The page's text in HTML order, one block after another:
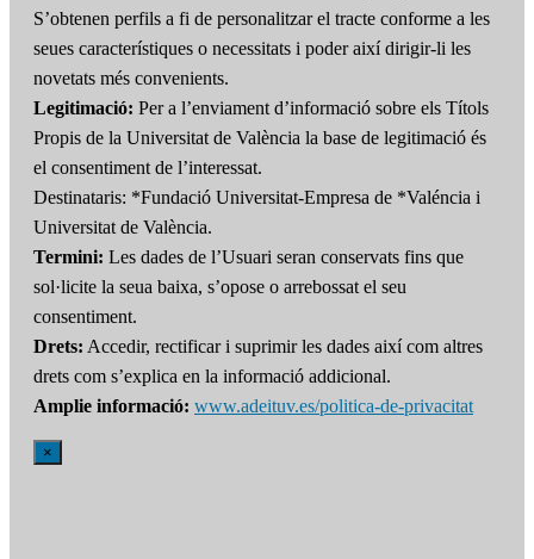
S’obtenen perfils a fi de personalitzar el tracte conforme a les
seues característiques o necessitats i poder així dirigir-li les
novetats més convenients.
Legitimació: Per a l’enviament d’informació sobre els Títols
Propis de la Universitat de València la base de legitimació és
el consentiment de l’interessat.
Destinataris: *Fundació Universitat-Empresa de *Valéncia i
Universitat de València.
Termini: Les dades de l’Usuari seran conservats fins que
sol·licite la seua baixa, s’opose o arrebossat el seu
consentiment.
Drets: Accedir, rectificar i suprimir les dades així com altres
drets com s’explica en la informació addicional.
Amplie informació: www.adeituv.es/politica-de-privacitat
×